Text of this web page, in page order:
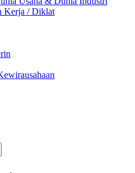
Kerja / Diklat